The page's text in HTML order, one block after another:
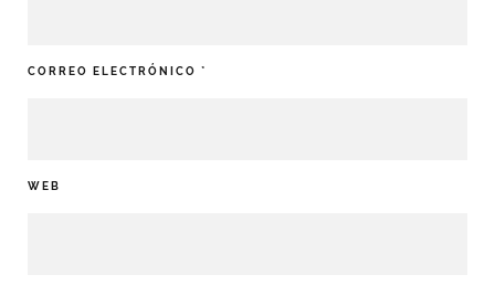
CORREO ELECTRÓNICO *
WEB